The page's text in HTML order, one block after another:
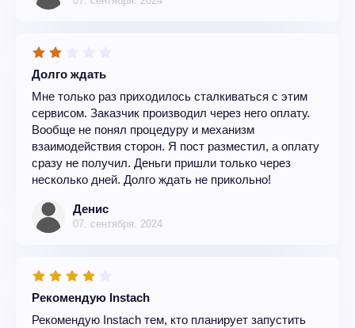
Долго ждать
Мне только раз приходилось сталкиваться с этим
сервисом. Заказчик производил через него оплату.
Вообще не понял процедуру и механизм
взаимодействия сторон. Я пост разместил, а оплату
сразу не получил. Деньги пришли только через
несколько дней. Долго ждать не прикольно!
Денис
07. сентября. 2024
Рекомендую Instach
Рекомендую Instach тем, кто планирует запустить